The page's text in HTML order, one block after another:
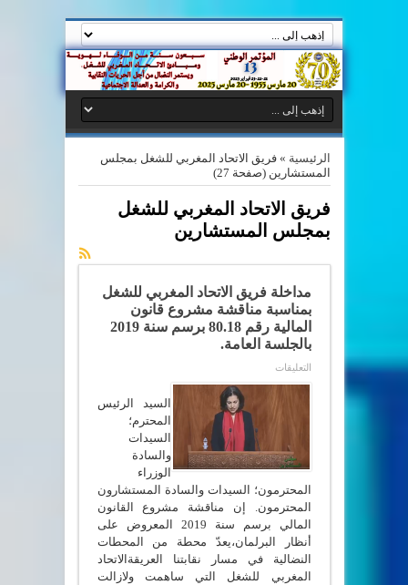
الرئيسية »فريق الاتحاد المغربي للشغل بمجلس
المستشارين (صفحة 27)
فريق الاتحاد المغربي للشغل
بمجلس المستشارين
مداخلة فريق الاتحاد المغربي للشغل
بمناسبة مناقشة مشروع قانون
المالية رقم 80.18 برسم سنة 2019
بالجلسة العامة.
التعليقات
المغربي
للشغل
بمناسبة
مناقشة
مشروع
المالية
رقم
80.18
سنة
2019
بالجلسة
العامة.
مغلقة
السيد الرئيس
المحترم؛
السيدات
والسادة
الوزراء
المحترمون؛ السيدات والسادة المستشارون
المحترمون. إن مناقشة مشروع القانون
المالي برسم سنة 2019 المعروض على
أنظار البرلمان،يعدّ محطة من المحطات
النضالية في مسار نقابتنا العريقةالاتحاد
المغربي للشغل التي ساهمت ولازالت